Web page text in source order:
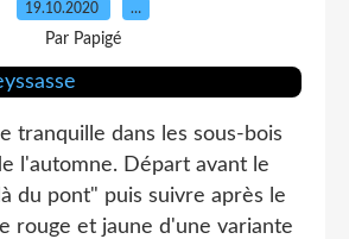
19.10.2020 …
Par Papigé
tranquille dans les sous-bois
l'automne. Départ avant le
du pont" puis suivre après le
rouge et jaune d'une variante